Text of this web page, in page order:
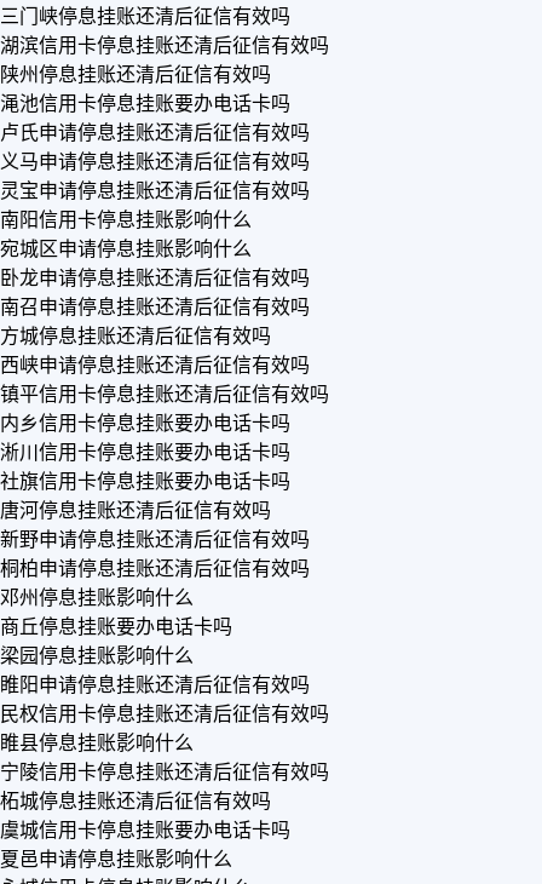
三门峡停息挂账还清后征信有效吗
湖滨信用卡停息挂账还清后征信有效吗
陕州停息挂账还清后征信有效吗
渑池信用卡停息挂账要办电话卡吗
卢氏申请停息挂账还清后征信有效吗
义马申请停息挂账还清后征信有效吗
灵宝申请停息挂账还清后征信有效吗
南阳信用卡停息挂账影响什么
宛城区申请停息挂账影响什么
卧龙申请停息挂账还清后征信有效吗
南召申请停息挂账还清后征信有效吗
方城停息挂账还清后征信有效吗
西峡申请停息挂账还清后征信有效吗
镇平信用卡停息挂账还清后征信有效吗
内乡信用卡停息挂账要办电话卡吗
淅川信用卡停息挂账要办电话卡吗
社旗信用卡停息挂账要办电话卡吗
唐河停息挂账还清后征信有效吗
新野申请停息挂账还清后征信有效吗
桐柏申请停息挂账还清后征信有效吗
邓州停息挂账影响什么
商丘停息挂账要办电话卡吗
梁园停息挂账影响什么
睢阳申请停息挂账还清后征信有效吗
民权信用卡停息挂账还清后征信有效吗
睢县停息挂账影响什么
宁陵信用卡停息挂账还清后征信有效吗
柘城停息挂账还清后征信有效吗
虞城信用卡停息挂账要办电话卡吗
夏邑申请停息挂账影响什么